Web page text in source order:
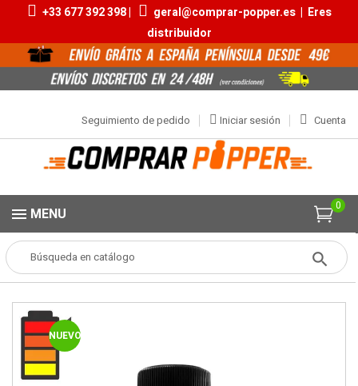
+33 677 392 398 | geral@comprar-popper.es| Eres
distribuidor
Cuenta
Iniciar sesión
Seguimiento de pedido
0
MENU
Popper Aromas Grandes
NUEVO